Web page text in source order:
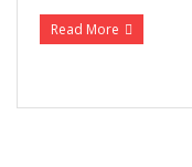
Read More